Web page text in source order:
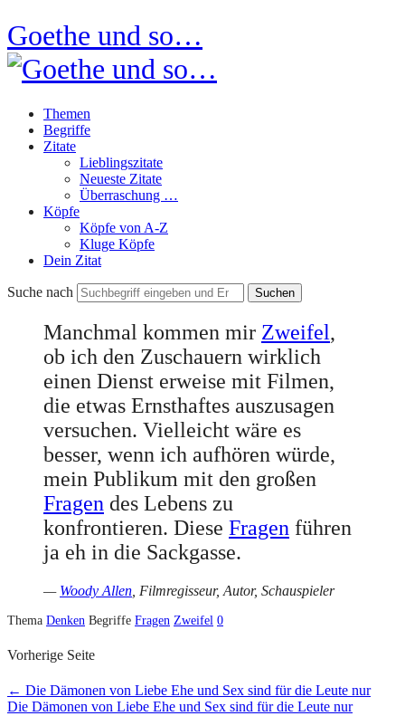
Goethe und so…
Themen
Begriffe
Zitate
Lieblingszitate
Neueste Zitate
Überraschung …
Köpfe
Köpfe von A-Z
Kluge Köpfe
Dein Zitat
Suche nach
Manchmal kommen mir Zweifel,
ob ich den Zuschauern wirklich
einen Dienst erweise mit Filmen,
die etwas Ernsthaftes auszusagen
versuchen. Vielleicht wäre es
besser, wenn ich aufhören würde,
mein Publikum mit den großen
Fragen des Lebens zu
konfrontieren. Diese Fragen führen
ja eh in die Sackgasse.
— Woody Allen , Filmregisseur, Autor, Schauspieler
Thema Denken Begriffe Fragen Zweifel 0
Vorherige Seite
← Die Dämonen von Liebe Ehe und Sex sind für die Leute nur
Die Dämonen von Liebe Ehe und Sex sind für die Leute nur